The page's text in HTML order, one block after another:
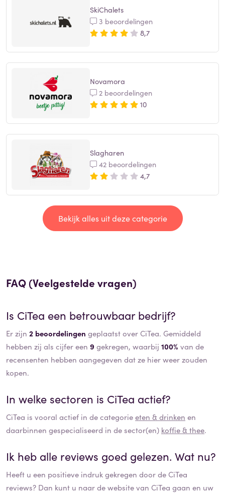
SkiChalets
3 beoordelingen
8,7
Novamora
2 beoordelingen
10
Slagharen
42 beoordelingen
4,7
Bekijk alles uit deze categorie
FAQ (Veelgestelde vragen)
Is CiTea een betrouwbaar bedrijf?
Er zijn 2 beoordelingen geplaatst over CiTea. Gemiddeld
hebben zij als cijfer een 9gekregen, waarbij 100% van de
recensenten hebben aangegeven dat ze hier weer zouden
kopen.
In welke sectoren is CiTea actief?
CiTea is vooral actief in de categorieeten & drinken en
daarbinnen gespecialiseerd in de sector(en) koffie & thee.
Ik heb alle reviews goed gelezen. Wat nu?
Heeft u een positieve indruk gekregen door deCiTea
reviews? Dan kunt u naar de website van CiTea gaan en uw